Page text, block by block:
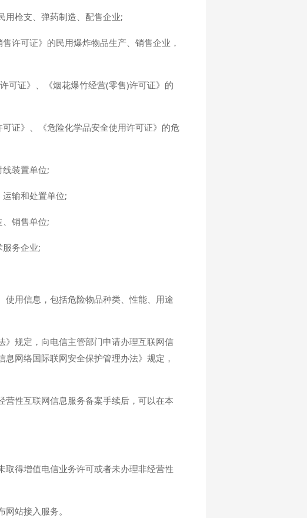
用枪支、弹药制造、配售企业;
许可证》的民用爆炸物品生产、销售企业，
可证》、《烟花爆竹经营(零售)许可证》的
证》、《危险化学品安全使用许可证》的危
装置单位;
输和处置单位;
销售单位;
务企业;
用信息，包括危险物品种类、性能、用途
规定，向电信主管部门申请办理互联网信
网络国际联网安全保护管理办法》规定，
性互联网信息服务备案手续后，可以在本
得增值电信业务许可或者未办理非经营性
站接入服务。